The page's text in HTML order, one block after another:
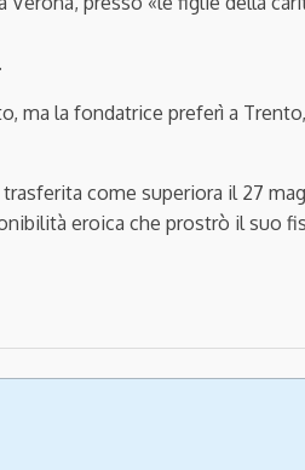
ma la fondatrice preferì a
come superiora il 27
eroica che prostrò il suo